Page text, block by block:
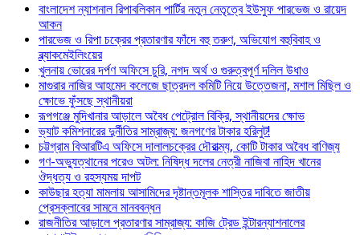
বাংলাদেশ ন্যাশনাল রিপাবলিকান পার্টির নতুন নেতৃত্বে ইউসুফ পারভেজ ও রায়েদ
আকন
পারভেজ ও রিপা চক্রের প্রতারণার ফাঁদে বহু তরুণ, অভিযোগ বহুবিবাহ ও
ব্ল্যাকমেইলিংয়ের
খুলনায় ভোরের দর্পণ অফিসে চুরি, নগদ অর্থ ও গুরুত্বপূর্ণ দলিল উধাও
মাগুরার নাজির আহমেদ কলেজে ছাত্রদল কমিটি নিয়ে উত্তেজনা, মশাল মিছিল ও
ক্ষোভে ফুঁসছে স্থানীয়রা
রূপগঞ্জে মুদিখানার আড়ালে অবৈধ পেট্রোল বিক্রি, স্থানীয়দের ক্ষোভ
ভ্যাট কমিশনারের দুর্নীতির সাম্রাজ্য: জনগণের টাকার হরিলুট!
চট্টগ্রাম বিআরটিএ অফিসে দালালচক্রের দৌরাত্ম্য, কোটি টাকার অবৈধ বাণিজ্য
গণ-অভ্যুত্থানের পরেও অটল: নিষিদ্ধ দলের নেত্রী নাজিবা নাহিদ খানের
ঔদ্ধত্য ও রহস্যময় দাপট
কাউছার হত্যা মামলায় আসামিদের দৃষ্টান্তমূলক শাস্তির দাবিতে জাতীয়
প্রেসক্লাবের সামনে মানববন্ধন
রাজনীতির আড়ালে প্রতারণার সাম্রাজ্য: কাজি ট্রেড ইন্টারন্যাশনালের